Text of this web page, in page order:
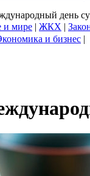
день
и мире | ЖКХ |
и бизнес |